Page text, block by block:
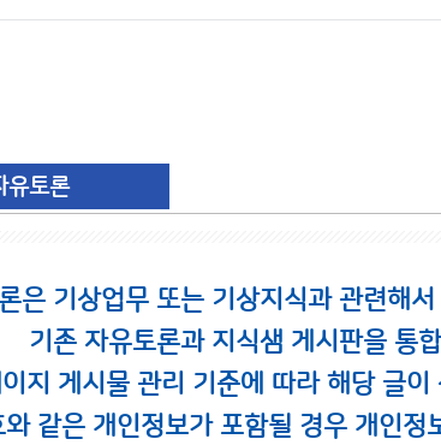
유토론
은 기상업무 또는 기상지식과 관련해
기존 자유토론과 지식샘 게시판을 통
지 게시물 관리 기준에 따라 해당 글
같은 개인정보가 포함될 경우 개인